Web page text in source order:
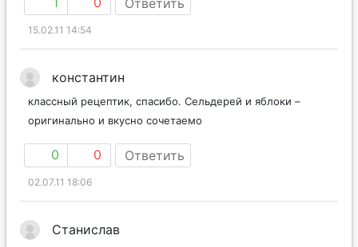
Ответить
15.02.11 14:54
константин
классный рецептик, спасибо. Сельдерей и яблоки –
оригинально и вкусно сочетаемо
0 0 Ответить
02.07.11 18:06
Станислав